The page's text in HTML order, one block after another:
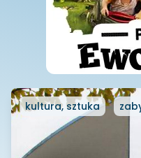
kultura, sztuka